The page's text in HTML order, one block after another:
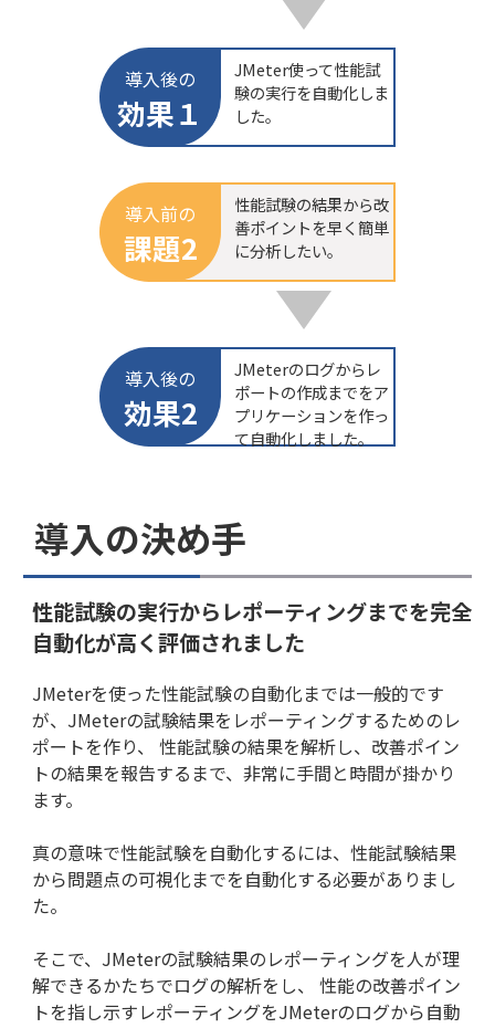
導入後の
効果１
JMeter使って性能試
験の実行を自動化しま
した。
導入前の
課題2
性能試験の結果から改
善ポイントを早く簡単
に分析したい。
導入後の
効果2
JMeterのログからレ
ポートの作成までをア
プリケーションを作っ
て自動化しました。
導入の決め手
性能試験の実行からレポーティングまでを完全
自動化が高く評価されました
JMeterを使った性能試験の自動化までは一般的です
が、JMeterの試験結果をレポーティングするためのレ
ポートを作り、 性能試験の結果を解析し、改善ポイン
トの結果を報告するまで、非常に手間と時間が掛かり
ます。
真の意味で性能試験を自動化するには、性能試験結果
から問題点の可視化までを自動化する必要がありまし
た。
そこで、JMeterの試験結果のレポーティングを人が理
解できるかたちでログの解析をし、 性能の改善ポイン
トを指し示すレポーティングをJMeterのログから自動